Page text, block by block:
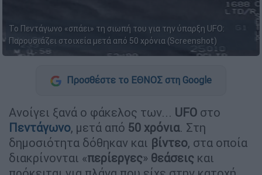
Το Πεντάγωνο «σπάει» τη σιωπή του για την ύπαρξη UFO:
Παρουσιάζει στοιχεία μετά από 50 χρόνια (Screenshot)
Προσθέστε το ΕΘΝΟΣ στη Google
Ανοίγει ξανά ο φάκελος των... UFO στο
Πεντάγωνο, μετά από 50 χρόνια. Στη
δημοσιότητα δόθηκαν και βίντεο, στα οποία
διακρίνονται «περίεργες» θεάσεις και